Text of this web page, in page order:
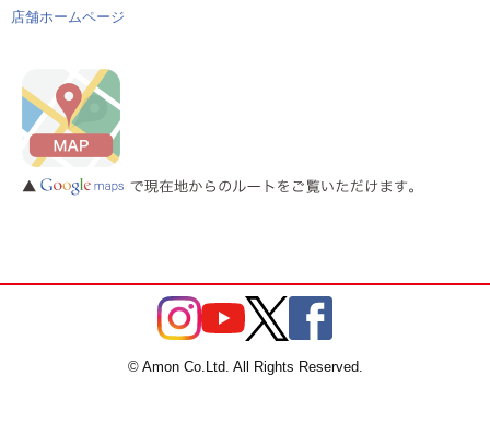
店舗ホームページ
© Amon Co.Ltd. All Rights Reserved.